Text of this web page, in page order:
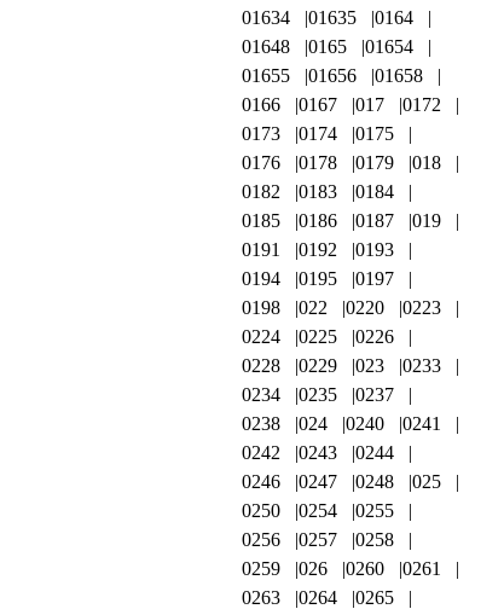
01634
01635
0164
01648
0165
01654
01655
01656
01658
0166
0167 017
0172
0173
0174
0175
0176
0178 0179
018
0182
0183
0184
0185
0186 0187
019
0191
0192
0193
0194
0195
0197
0198
022 0220
0223
0224
0225
0226
0228
0229 023
0233
0234
0235
0237
0238
024 0240
0241
0242
0243
0244
0246
0247 0248
025
0250
0254
0255
0256
0257
0258
0259
026 0260
0261
0263
0264
0265